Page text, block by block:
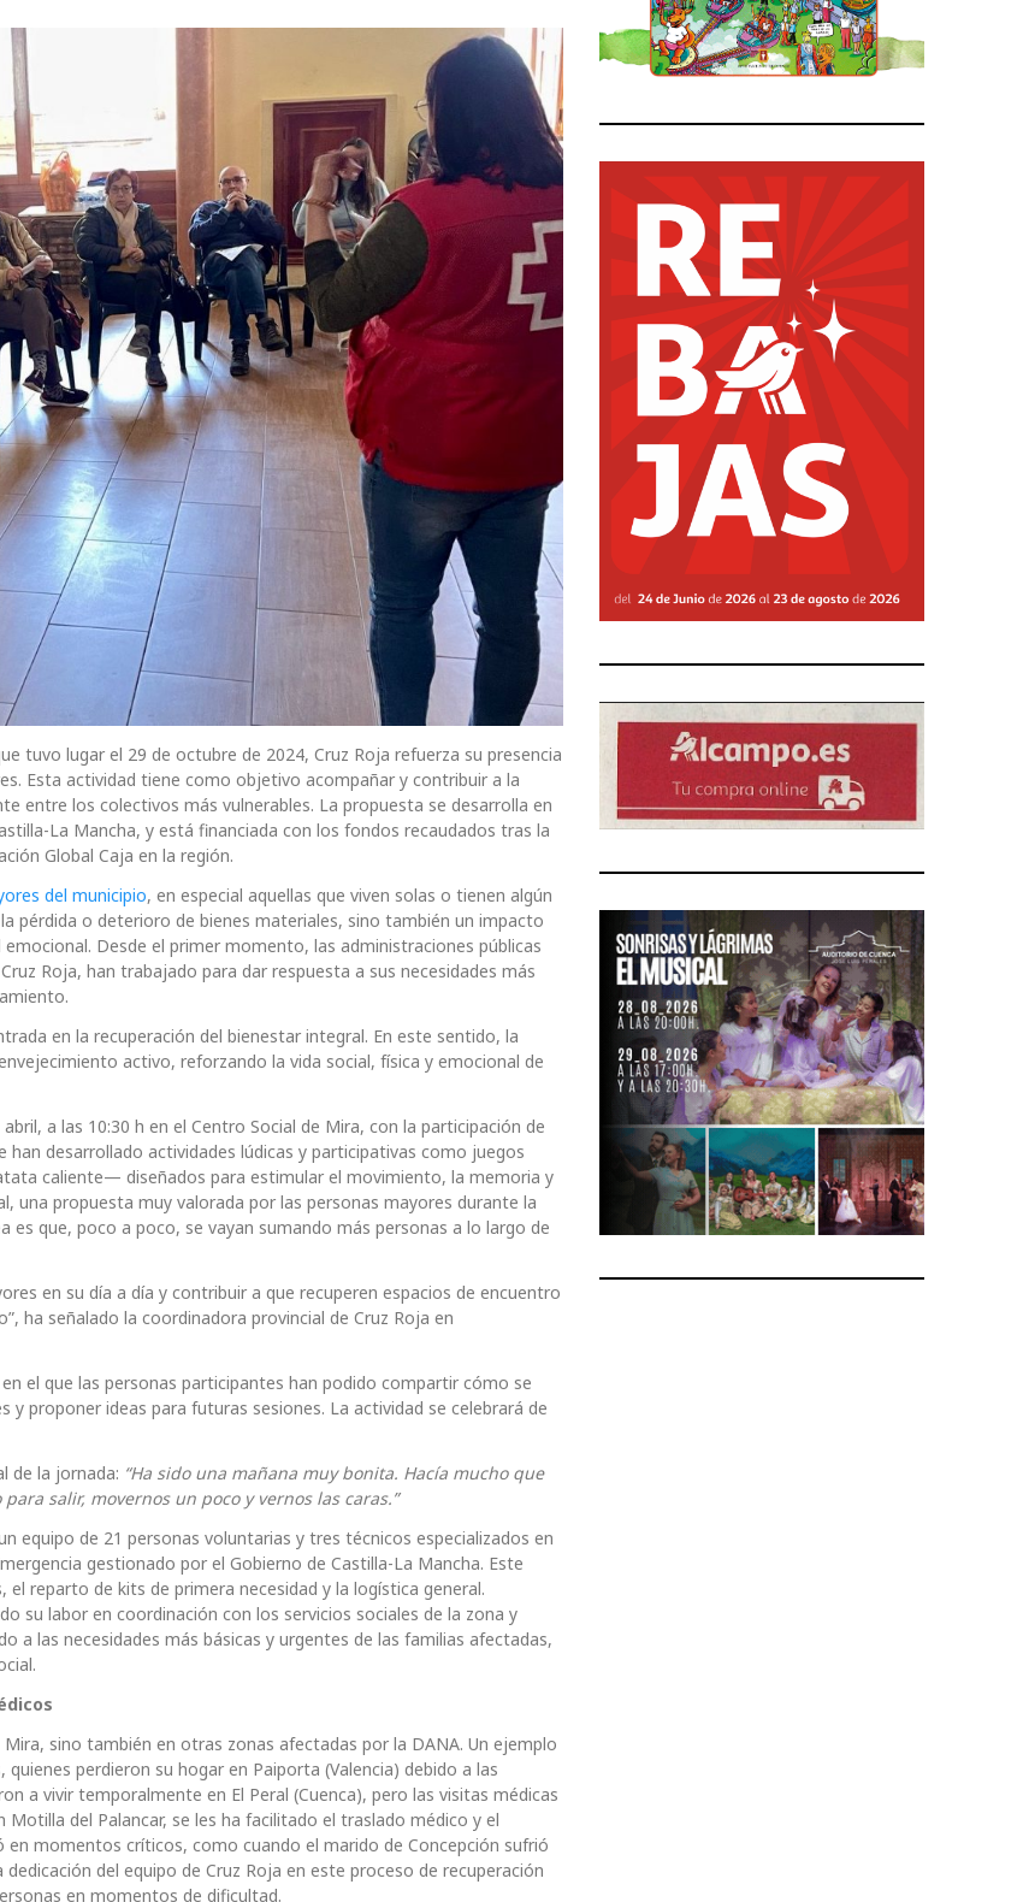
tuvo lugar el 29 de octubre de 2024, Cruz Roja refuerza su presencia
Esta actividad tiene como objetivo acompañar y contribuir a la
entre los colectivos más vulnerables. La propuesta se desarrolla en
La Mancha, y está financiada con los fondos recaudados tras la
Global Caja en la región.
del municipio, en especial aquellas que viven solas o tienen algún
pérdida o deterioro de bienes materiales, sino también un impacto
Desde el primer momento, las administraciones públicas
Roja, han trabajado para dar respuesta a sus necesidades más
en la recuperación del bienestar integral. En este sentido, la
activo, reforzando la vida social, física y emocional de
a las 10:30 h en el Centro Social de Mira, con la participación de
desarrollado actividades lúdicas y participativas como juegos
caliente— diseñados para estimular el movimiento, la memoria y
una propuesta muy valorada por las personas mayores durante la
es que, poco a poco, se vayan sumando más personas a lo largo de
en su día a día y contribuir a que recuperen espacios de encuentro
ha señalado la coordinadora provincial de Cruz Roja en
el que las personas participantes han podido compartir cómo se
proponer ideas para futuras sesiones. La actividad se celebrará de
de la jornada: “Ha sido una mañana muy bonita. Hacía mucho que
salir, movernos un poco y vernos las caras.”
equipo de 21 personas voluntarias y tres técnicos especializados en
gestionado por el Gobierno de Castilla-La Mancha. Este
reparto de kits de primera necesidad y la logística general.
su labor en coordinación con los servicios sociales de la zona y
a las necesidades más básicas y urgentes de las familias afectadas,
sino también en otras zonas afectadas por la DANA. Un ejemplo
perdieron su hogar en Paiporta (Valencia) debido a las
a vivir temporalmente en El Peral (Cuenca), pero las visitas médicas
Motilla del Palancar, se les ha facilitado el traslado médico y el
momentos críticos, como cuando el marido de Concepción sufrió
del equipo de Cruz Roja en este proceso de recuperación
en momentos de dificultad.